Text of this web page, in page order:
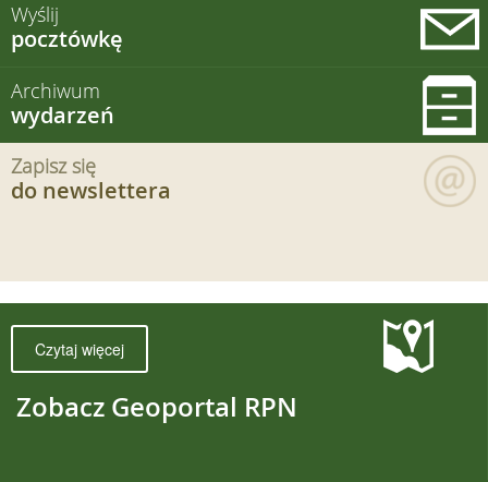
Wyślij
pocztówkę
Archiwum
wydarzeń
Zapisz się
do newslettera
Zobacz Geoportal RPN
Czytaj więcej